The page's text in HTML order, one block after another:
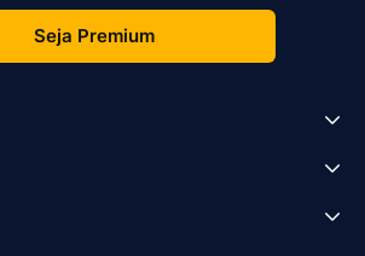
Seja Premium